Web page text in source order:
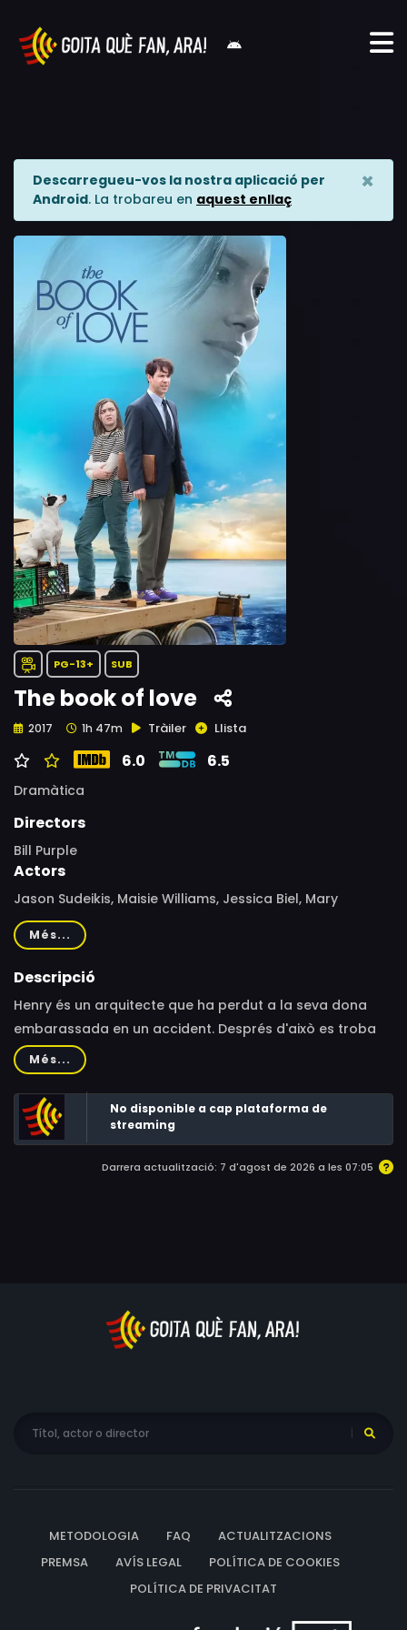
Descarregueu-vos la nostra aplicació per
Android. La trobareu en aquest enllaç
×
PG-13+ SUB
The book of love
2017 1h 47m Tràiler Llista
6.0 6.5
Dramàtica
Directors
Bill Purple
Actors
Jason Sudeikis, Maisie Williams, Jessica Biel, Mary
Steenburgen, Orlando Jones, Paul Reiser, Joshua Mikel,
Jayson Warner Smith, Richard Robichaux, Russ Russo,
Christopher Gehrman, Wendy Miklovic, George Wilson,
Woolner, Darnekia Dowl, Ian Belgard
Més...
Descripció
Henry és un arquitecte que ha perdut a la seva dona
embarassada en un accident. Després d'això es troba
perdut i l'única via d'escapament que troba per seguir
endavant és continuar construint la casa que ambdós
van dissenyar.
Més...
No disponible a cap plataforma de
streaming
Darrera actualització: 7 d'agost de 2026 a les 07:05
METODOLOGIA FAQ
ACTUALITZACIONS
PREMSA
AVÍS LEGAL
POLÍTICA DE COOKIES
POLÍTICA DE PRIVACITAT